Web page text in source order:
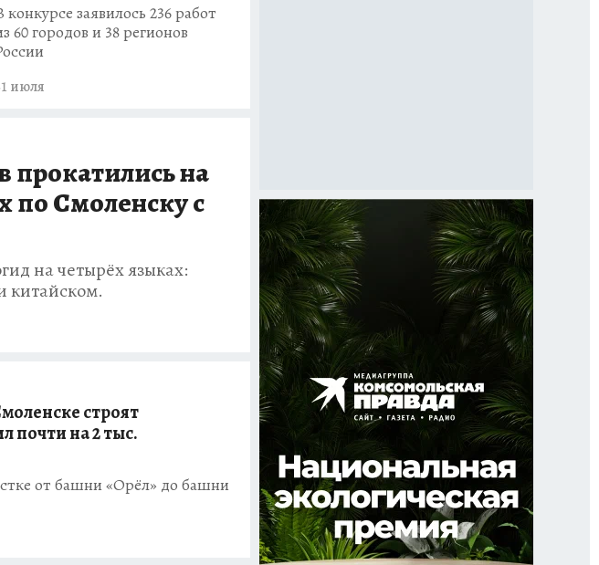
конкурсе заявилось 236 работ
60 городов и 38 регионов
июля
прокатились на
по Смоленску с
на четырёх языках:
китайском.
строят
почти на 2 тыс.
от башни «Орёл» до башни